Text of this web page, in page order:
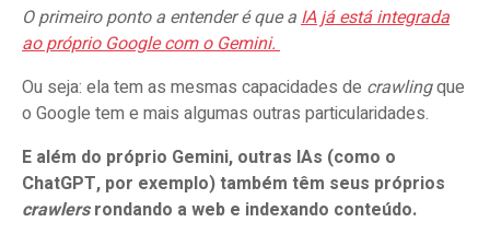
O primeiro ponto a entender é que aIA já está integrada
ao próprio Google com o Gemini.
Ou seja: ela tem as mesmas capacidades de crawlingque
o Google tem e mais algumas outras particularidades.
E além do próprio Gemini, outras IAs (como o
ChatGPT, por exemplo) também têm seus próprios
crawlersrondando a web e indexando conteúdo.